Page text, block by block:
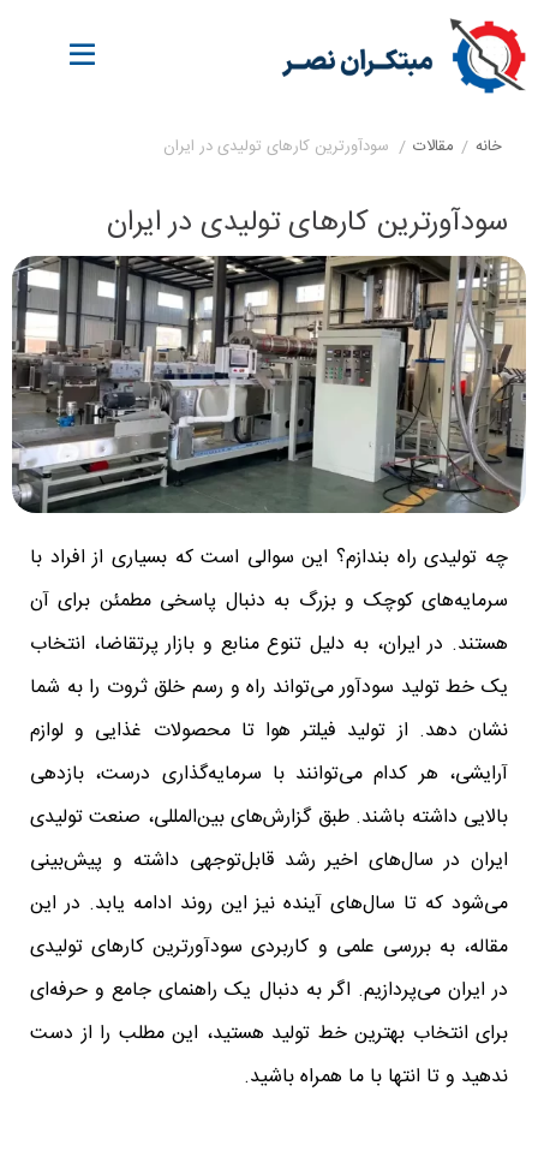
خانه / مقالات / سودآورترین کارهای تولیدی در ایران
سودآورترین کارهای تولیدی در ایران
چه تولیدی راه بندازم؟ این سوالی است که بسیاری از افراد با
سرمایه‌های کوچک و بزرگ به دنبال پاسخی مطمئن برای آن
هستند. در ایران، به دلیل تنوع منابع و بازار پرتقاضا، انتخاب
یک خط تولید سودآور می‌تواند راه و رسم خلق ثروت را به شما
نشان دهد. از تولید فیلتر هوا تا محصولات غذایی و لوازم
آرایشی، هر کدام می‌توانند با سرمایه‌گذاری درست، بازدهی
بالایی داشته باشند. طبق گزارش‌های بین‌المللی، صنعت تولیدی
ایران در سال‌های اخیر رشد قابل‌توجهی داشته و پیش‌بینی
می‌شود که تا سال‌های آینده نیز این روند ادامه یابد. در این
مقاله، به بررسی علمی و کاربردی سودآورترین کارهای تولیدی
در ایران می‌پردازیم. اگر به دنبال یک راهنمای جامع و حرفه‌ای
برای انتخاب بهترین خط تولید هستید، این مطلب را از دست
ندهید و تا انتها با ما همراه باشید.